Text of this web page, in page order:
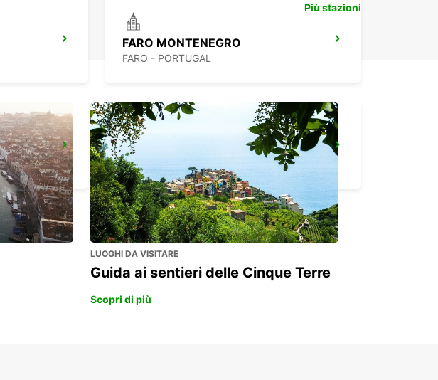
FARO MONTENEGRO
FARO - PORTUGAL
SINES
SINES - PORTUGAL
Più stazioni
LUOGHI DA VISITARE
Guida ai sentieri delle Cinque Terre
Scopri di più